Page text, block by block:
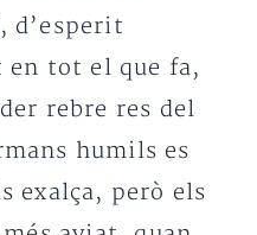
d’esperit
tot el que fa,
rebre res del
humils es
exalça, però els